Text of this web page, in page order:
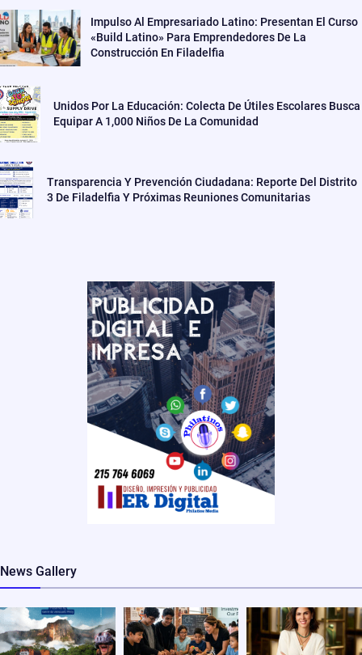
Impulso Al Empresariado Latino: Presentan El Curso
«Build Latino» Para Emprendedores De La
Construcción En Filadelfia
Unidos Por La Educación: Colecta De Útiles Escolares Busca
Equipar A 1,000 Niños De La Comunidad
Transparencia Y Prevención Ciudadana: Reporte Del Distrito
3 De Filadelfia Y Próximas Reuniones Comunitarias
News Gallery